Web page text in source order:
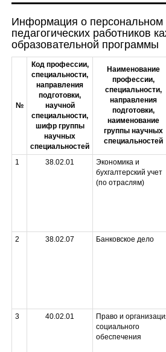
Информация о персональном
педагогических работников
образовательной программы
№
Код профессии,
специальности,
направления
подготовки,
научной
специальности,
шифр группы
научных
специальностей
Наименование
профессии,
специальности,
направления
подготовки,
наименование
группы научных
специальностей
1 38.02.01
Экономика и
бухгалтерский учет
(по отраслям)
2
38.02.07 Банковское дело
3
40.02.01
Право и
социального
обеспечения